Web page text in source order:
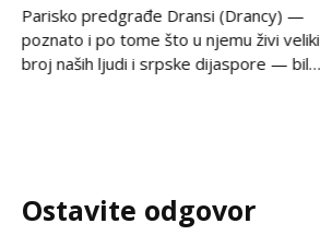
Parisko predgrađe Dransi (Drancy) —
poznato i po tome što u njemu živi veliki
broj naših ljudi i srpske dijaspore — bilo
vršnjačko i partnerovo nasilje i
Ostavite odgovor